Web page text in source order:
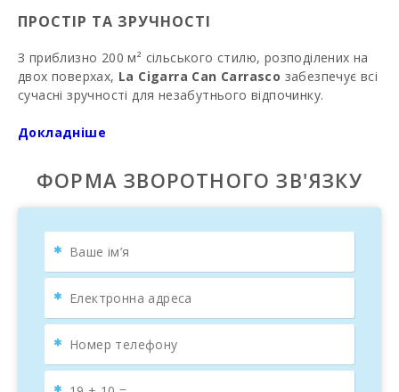
ПРОСТІР ТА ЗРУЧНОСТІ
З приблизно 200 м² сільського стилю, розподілених на
двох поверхах, La Cigarra Can Carrasco забезпечує всі
сучасні зручності для незабутнього відпочинку.
ідеально підходить для перегляду телевізора з
вміщує 6 осіб і інтегрована з повністю обладнаною
кухнею, яка включає:
Мікрохвильова піч
Холодильник з морозильником
Посудомийна машина
Кавомашини Nespresso та німецька
Тостер та чайник
Повний посуд та столові прибори
Крім того, будинок обладнаний пральною машиною,
Докладніше
ФОРМА ЗВОРОТНОГО ЗВ'ЯЗКУ